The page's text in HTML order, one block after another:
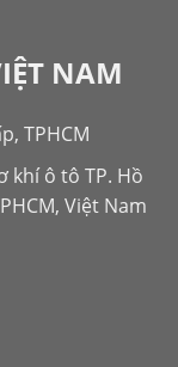
NAM
TPHCM
khí ô tô TP. Hồ
Việt Nam